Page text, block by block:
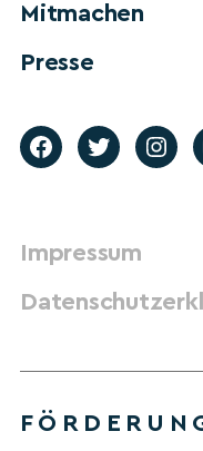
Mitmachen
Presse
Impressum